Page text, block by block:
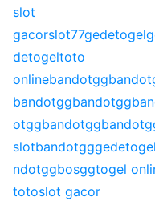
slot
gacorslot77gedetogel
detogeltoto
onlinebandotgg
bandotggbandotgg
otggbandotgg
slotbandotgggedetogel
ndotggbosggtogel
totoslot gacor